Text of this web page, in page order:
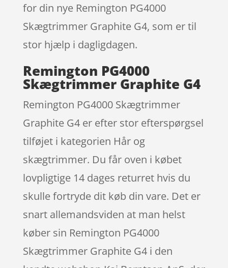
for din nye Remington PG4000
Skægtrimmer Graphite G4, som er til
stor hjælp i dagligdagen.
Remington PG4000
Skægtrimmer Graphite G4
Remington PG4000 Skægtrimmer
Graphite G4 er efter stor efterspørgsel
tilføjet i kategorien Hår og
skægtrimmer. Du får oven i købet
lovpligtige 14 dages returret hvis du
skulle fortryde dit køb din vare. Det er
snart allemandsviden at man helst
køber sin Remington PG4000
Skægtrimmer Graphite G4 i den